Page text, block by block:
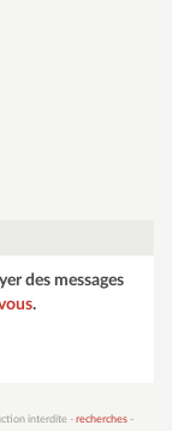
des messages
.
interdite - recherches -